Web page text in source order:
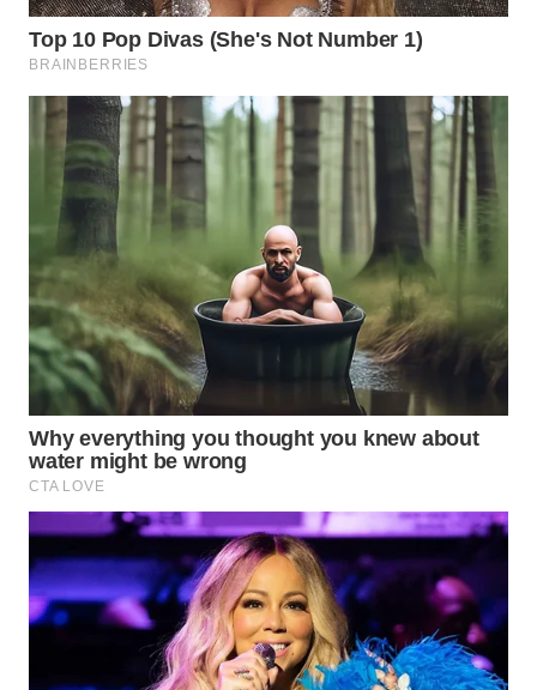
WN
SOLO
WN
BOROBUDUR
MADURA
WN
SURABAYA
WN
NATUNA
WN
BINTAN
WN
MANDALIKA